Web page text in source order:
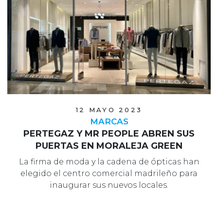
12 MAYO 2023
MARCAS
PERTEGAZ Y MR PEOPLE ABREN SUS
PUERTAS EN MORALEJA GREEN
La firma de moda y la cadena de ópticas han
elegido el centro comercial madrileño para
inaugurar sus nuevos locales.